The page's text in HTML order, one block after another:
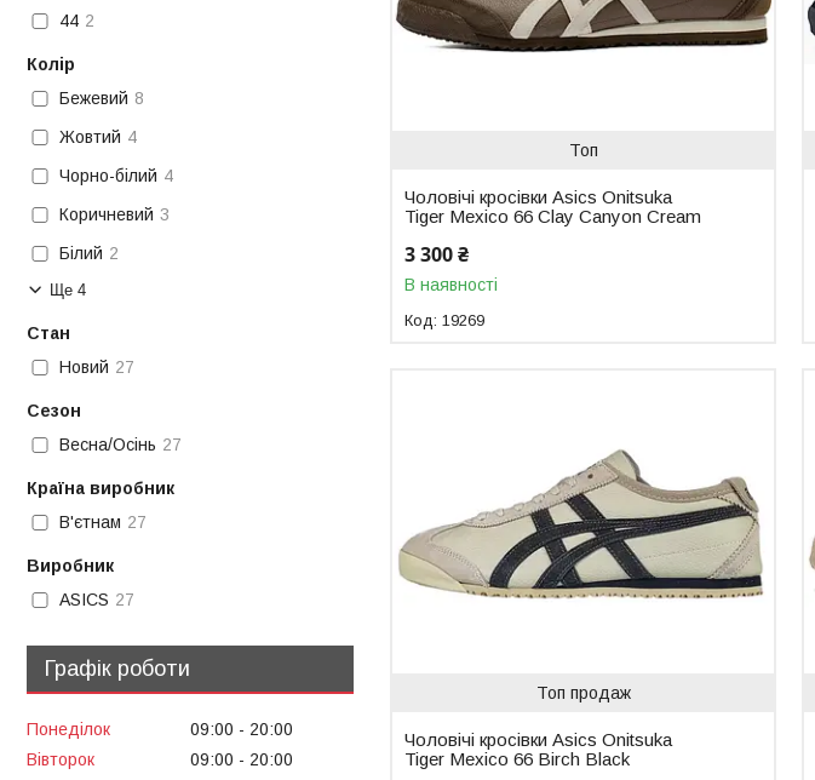
Топ
Чоловічі кросівки Asics Onitsuka
Tiger Mexico 66 Clay Canyon Cream
3 300 ₴
В наявності
19269
Топ продаж
Чоловічі кросівки Asics Onitsuka
Tiger Mexico 66 Birch Black
44 2
Колір
Бежевий 8
Жовтий 4
Чорно-білий 4
Коричневий 3
Білий 2
Ще 4
Стан
Новий 27
Сезон
Весна/Осінь 27
Країна виробник
В'єтнам 27
Виробник
ASICS 27
Графік роботи
Понеділок 09:00
20:00
Вівторок
09:00
20:00